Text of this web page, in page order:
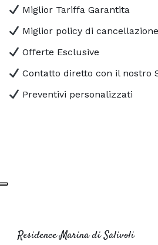
Miglior Tariffa Garantita
Miglior policy di cancellazione
Offerte Esclusive
Contatto diretto con il nostro
Preventivi personalizzati
Residence Marina di Salivoli